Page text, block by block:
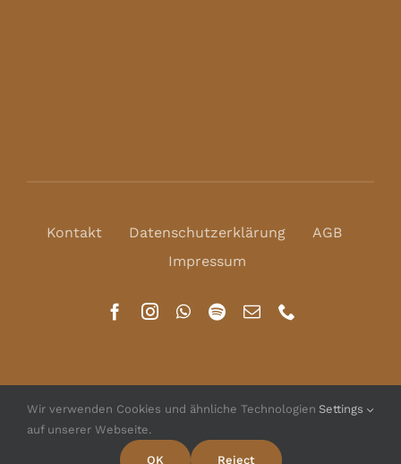
Kontakt Datenschutzerklärung
AGB
Impressum
© Copyright 2016 - 2026 | All Rights Reserved | Powered
by
WordPress
Wir verwenden Cookies und ähnliche Technologien
auf unserer Webseite.
Settings
OK Reject